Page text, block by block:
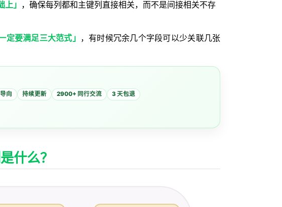
」 ，确保每列都和主键列直接相关，而不是间接相关不存
定要满足三大范式」 ，有时候冗余几个字段可以少关联几张
向 持续更新 2900+ 同行交流 3 天包退
什么？